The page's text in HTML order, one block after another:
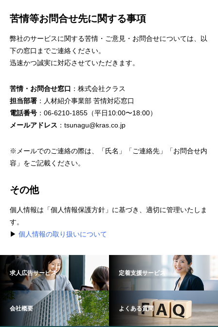
苦情等お問合せ先に関する事項
弊社のサービスに関する苦情・ご意見・お問合せについては、以
下の窓口までご連絡ください。
迅速かつ誠実に対応させていただきます。
苦情・お問合せ窓口 ：株式会社クラス
担当部署 ：人材紹介事業部 苦情対応窓口
電話番号 ：06-6210-1855（平日10:00〜18:00）
メールアドレス ：tsunagu@kras.co.jp
※メールでのご連絡の際は、「氏名」「ご連絡先」「お問合せ内
容」をご記載ください。
その他
個人情報は「個人情報保護方針」に基づき、適切に管理いたしま
す。
▶ 個人情報の取り扱いについて
求人広告サービス 定着支援サービス
会社概要 よくある質問